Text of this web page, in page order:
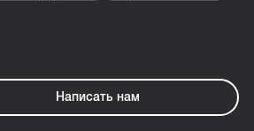
Написать нам